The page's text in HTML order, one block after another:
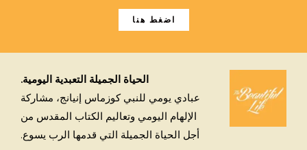
اضغط هنا
الحياة الجميلة التعبدية اليومية.
عبادي يومي للنبي كوزماس إنيانج، مشاركة
الإلهام اليومي وتعاليم الكتاب المقدس من
أجل الحياة الجميلة التي قدمها الرب يسوع.